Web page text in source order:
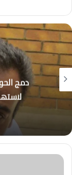
دمج